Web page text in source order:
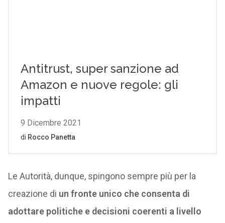
Le Autorità, dunque, spingono sempre più per la
creazione di un fronte unico che consenta di
adottare politiche e decisioni coerenti a livello